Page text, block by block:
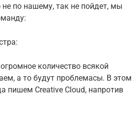
не по нашему, так не пойдет, мы
количество всякой
а то будут проблемасы. В этом
пишем Creative Cloud, напротив